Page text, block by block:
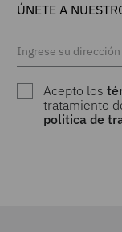
ÚNETE A
Acepto los
tratamiento
politica de